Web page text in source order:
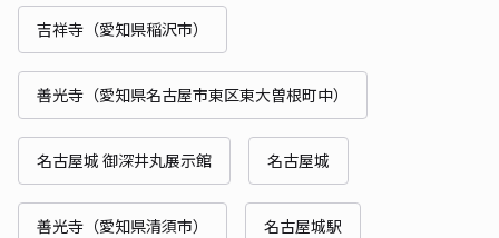
吉祥寺（愛知県稲沢市）
善光寺（愛知県名古屋市東区東大曽根町中）
名古屋城 御深井丸展示館 名古屋城
善光寺（愛知県清須市） 名古屋城駅